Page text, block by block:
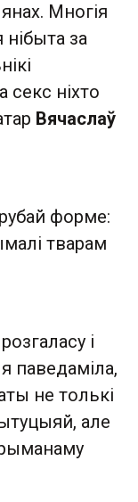
Многія
за
ніхто
Вячаслаў
форме:
тварам
і
паведаміла,
не толькі
але